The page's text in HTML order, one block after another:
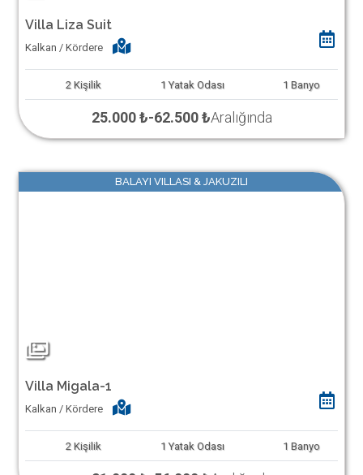
Villa Liza Suit
Kalkan / Kördere
2 Kişilik 1 Yatak Odası 1 Banyo
25.000 ₺-62.500 ₺Aralığında
BALAYI VILLASI & JAKUZILI
Villa Migala-1
Kalkan / Kördere
2 Kişilik 1 Yatak Odası 1 Banyo